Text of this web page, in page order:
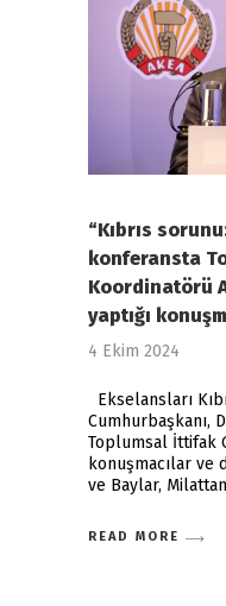
“Kıbrıs
konferansta
Koordinatörü
yaptığı
4 Ekim 2024
Ekselansları
Cumhurbaşkanı,
Toplumsal İttifak
konuşmacılar ve
ve Baylar, Milattan
READ MORE